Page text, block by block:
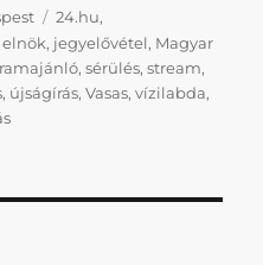
Címke
24.hu,
elnök, jegyelővétel, Magyar
,sérülés,stream,
, újságírás,Vasas,vízilabda,
Jegyelővétel,